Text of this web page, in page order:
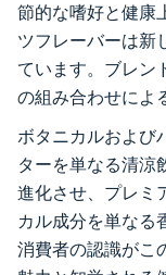
節的な嗜好と健康
ツフレーバーは新
ています。ブレン
の組み合わせによ
ボタニカルおよび
ターを単なる清涼
進化させ、プレミ
カル成分を単なる
消費者の認識がこ